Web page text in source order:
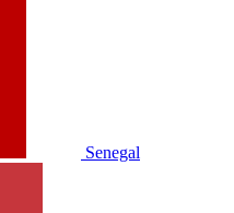
Senegal